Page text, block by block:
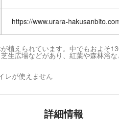
https://www.urara-
植えられています。中でもおよそ
生広場などがあり、紅葉や森林浴
レが使えません
詳細情報